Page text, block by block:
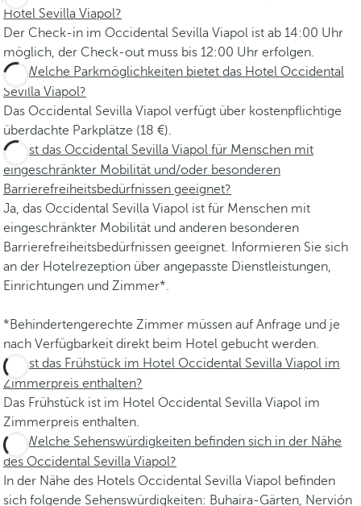
Hotel Sevilla Viapol?
Der Check-in im Occidental Sevilla Viapol ist ab 14:00 Uhr
möglich, der Check-out muss bis 12:00 Uhr erfolgen.
Welche Parkmöglichkeiten bietet das Hotel Occidental
Sevilla Viapol?
Das Occidental Sevilla Viapol verfügt über kostenpflichtige
überdachte Parkplätze (18 €).
Ist das Occidental Sevilla Viapol für Menschen mit
eingeschränkter Mobilität und/oder besonderen
Barrierefreiheitsbedürfnissen geeignet?
Ja, das Occidental Sevilla Viapol ist für Menschen mit
eingeschränkter Mobilität und anderen besonderen
Barrierefreiheitsbedürfnissen geeignet. Informieren Sie sich
an der Hotelrezeption über angepasste Dienstleistungen,
Einrichtungen und Zimmer*.
*Behindertengerechte Zimmer müssen auf Anfrage und je
nach Verfügbarkeit direkt beim Hotel gebucht werden.
Ist das Frühstück im Hotel Occidental Sevilla Viapol im
Zimmerpreis enthalten?
Das Frühstück ist im Hotel Occidental Sevilla Viapol im
Zimmerpreis enthalten.
Welche Sehenswürdigkeiten befinden sich in der Nähe
des Occidental Sevilla Viapol?
In der Nähe des Hotels Occidental Sevilla Viapol befinden
sich folgende Sehenswürdigkeiten: Buhaira-Gärten, Nervión